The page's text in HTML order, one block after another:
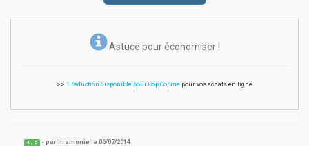
Astuce pour économiser !
>> 1 réduction disponible pour Cop Copine pour vos achats en ligne
4 / 5 - par hramonie le06/07/2014